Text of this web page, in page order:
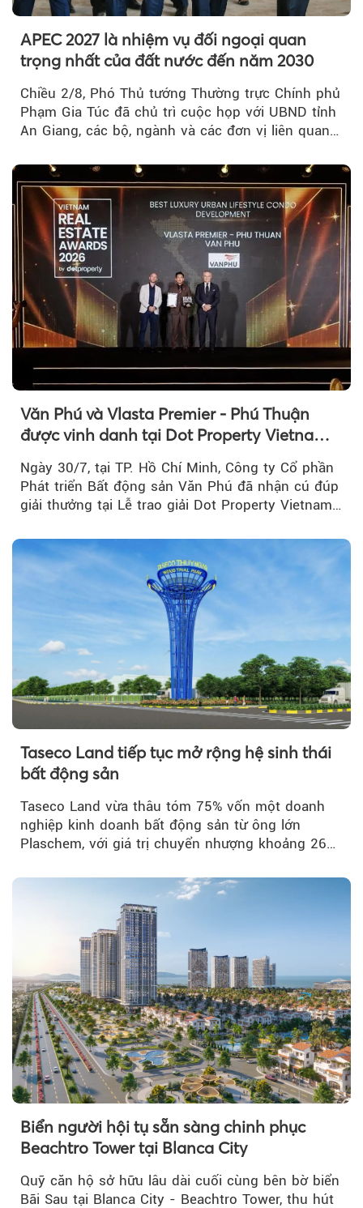
APEC 2027 là nhiệm vụ đối ngoại quan
trọng nhất của đất nước đến năm 2030
Chiều 2/8, Phó Thủ tướng Thường trực Chính phủ
Phạm Gia Túc đã chủ trì cuộc họp với UBND tỉnh
An Giang, các bộ, ngành và các đơn vị liên quan
Văn Phú và Vlasta Premier - Phú Thuận
được vinh danh tại Dot Property Vietnam
Ngày 30/7, tại TP. Hồ Chí Minh, Công ty Cổ phần
Phát triển Bất động sản Văn Phú đã nhận cú đúp
giải thưởng tại Lễ trao giải Dot Property Vietnam
Taseco Land tiếp tục mở rộng hệ sinh thái
bất động sản
Taseco Land vừa thâu tóm 75% vốn một doanh
nghiệp kinh doanh bất động sản từ ông lớn
Plaschem, với giá trị chuyển nhượng khoảng 262
Biển người hội tụ sẵn sàng chinh phục
Beachtro Tower tại Blanca City
Quỹ căn hộ sở hữu lâu dài cuối cùng bên bờ biển
Bãi Sau tại Blanca City - Beachtro Tower, thu hút